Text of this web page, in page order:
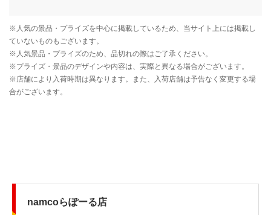
namcoらぽーる店